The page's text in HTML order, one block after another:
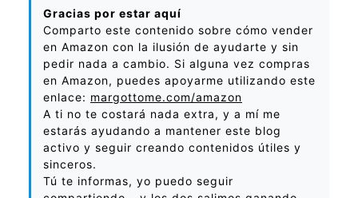
Gracias por estar aquí
Comparto este contenido sobre cómo vender
en Amazon con la ilusión de ayudarte y sin
pedir nada a cambio. Si alguna vez compras
en Amazon, puedes apoyarme utilizando este
enlace: margottome.com/amazon
A ti no te costará nada extra, y a mí me
estarás ayudando a mantener este blog
activo y seguir creando contenidos útiles y
sinceros.
Tú te informas, yo puedo seguir